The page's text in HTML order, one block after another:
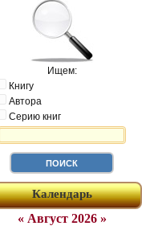
Ищем:
Книгу
Автора
Серию книг
Календарь
« Август 2026 »